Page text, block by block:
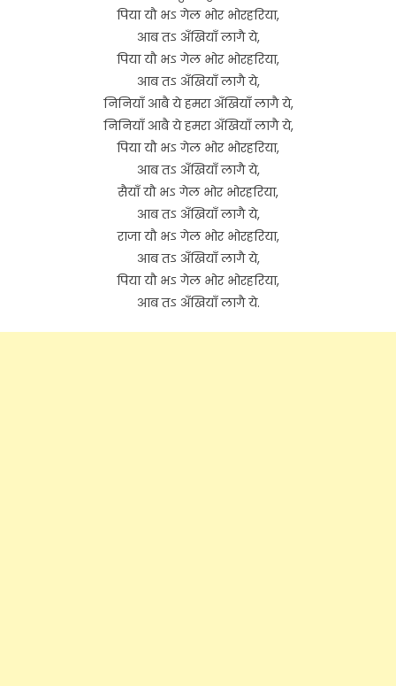
पिया यौ भऽ गेल भोर भोरहरिया,
आब तऽ अँखियाँ लागै ये,
पिया यौ भऽ गेल भोर भोरहरिया,
आब तऽ अँखियाँ लागै ये,
निनियाँ आबै ये हमरा अँखियाँ लागै ये,
निनियाँ आबै ये हमरा अँखियाँ लागै ये,
पिया यौ भऽ गेल भोर भोरहरिया,
आब तऽ अँखियाँ लागै ये,
सैयाँ यौ भऽ गेल भोर भोरहरिया,
आब तऽ अँखियाँ लागै ये,
राजा यौ भऽ गेल भोर भोरहरिया,
आब तऽ अँखियाँ लागै ये,
पिया यौ भऽ गेल भोर भोरहरिया,
आब तऽ अँखियाँ लागै ये.